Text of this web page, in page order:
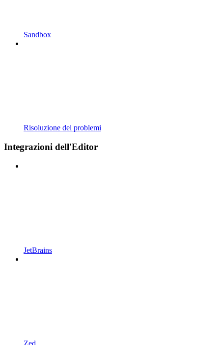
Sandbox
Risoluzione dei problemi
Integrazioni dell'Editor
JetBrains
Zed